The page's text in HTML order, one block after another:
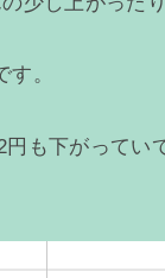
す。
も下がってい